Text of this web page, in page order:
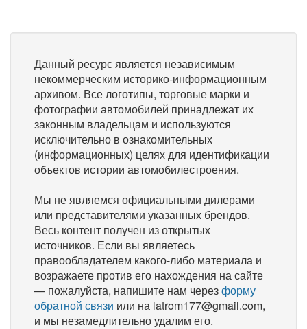
Данный ресурс является независимым
некоммерческим историко-информационным
архивом. Все логотипы, торговые марки и
фотографии автомобилей принадлежат их
законным владельцам и используются
исключительно в ознакомительных
(информационных) целях для идентификации
объектов истории автомобилестроения.
Мы не являемся официальными дилерами
или представителями указанных брендов.
Весь контент получен из открытых
источников. Если вы являетесь
правообладателем какого-либо материала и
возражаете против его нахождения на сайте
— пожалуйста, напишите нам черезформу
обратной связи или на latrom177@gmail.com,
и мы незамедлительно удалим его.